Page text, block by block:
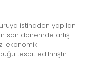
istinaden yapılan
son dönemde artış
ekonomik
tespit edilmiştir.